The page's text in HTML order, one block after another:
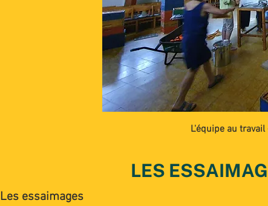
L'équipe au
LES
Les essaimages